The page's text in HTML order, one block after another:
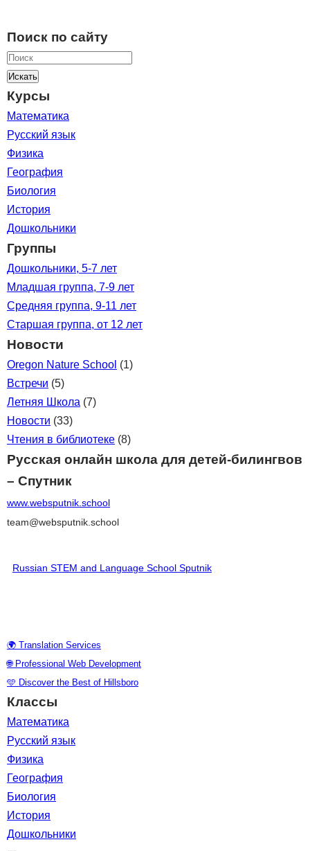
Поиск по сайту
Искать
Курсы
Математика
Русский язык
Физика
География
Биология
История
Дошкольники
Группы
Дошкольники, 5-7 лет
Младшая группа, 7-9 лет
Средняя группа, 9-11 лет
Старшая группа, от 12 лет
Новости
Oregon Nature School (1)
Встречи (5)
Летняя Школа (7)
Новости (33)
Чтения в библиотеке (8)
Русская онлайн школа для детей-билингвов
– Спутник
www.websputnik.school
team@websputnik.school
Russian STEM and Language School Sputnik
🌍 Translation Services
🌐 Professional Web Development
🩵 Discover the Best of Hillsboro
Классы
Математика
Русский язык
Физика
География
Биология
История
Дошкольники